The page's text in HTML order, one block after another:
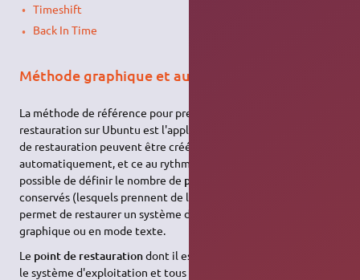
Timeshift
Back In Time
Méthode graphique et automatisée
La méthode de référence pour prendre des points de
restauration sur Ubuntu est l'application
de restauration peuvent être créés manuellement, ou mieux
automatiquement, et ce au rythme choisi. Il est également
possible de définir le nombre de points de restauration
conservés (lesquels prennent de la place). Ainsi, Timeshift
permet de restaurer un système devenu instable, en mode
graphique ou en mode texte.
Le point de restaurationdont il est ici question comprend tout
le système d'exploitation et tous les logiciels installés, mais